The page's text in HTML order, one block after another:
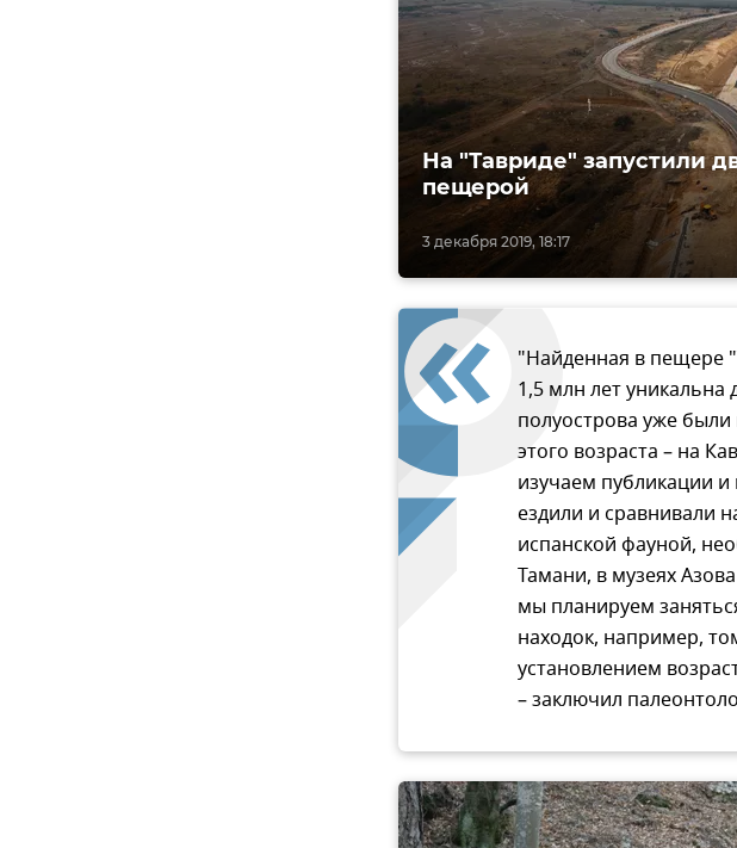
3 декабря 2019, 18:17
На "Тавриде" запустили
пещерой
"Найденная в пещере
1,5 млн лет
полуострова уже
этого возраста – на
изучаем публикации
ездили и сравнивали
испанской фауной,
Тамани, в музеях
мы планируем
находок, например,
установлением
– заключил